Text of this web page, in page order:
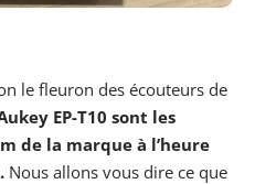
le fleuron des écouteurs de
EP-T10 sont les
de la marque à l’heure
Nous allons vous dire ce que